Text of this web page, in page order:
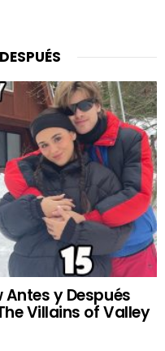
y Después
Villains of Valley